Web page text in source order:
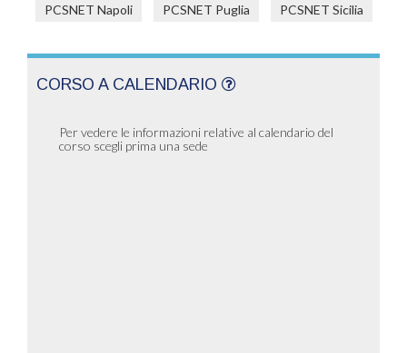
PCSNET Napoli PCSNET Puglia PCSNET Sicilia
CORSO A CALENDARIO
Per vedere le informazioni relative al calendario del
corso scegli prima una sede